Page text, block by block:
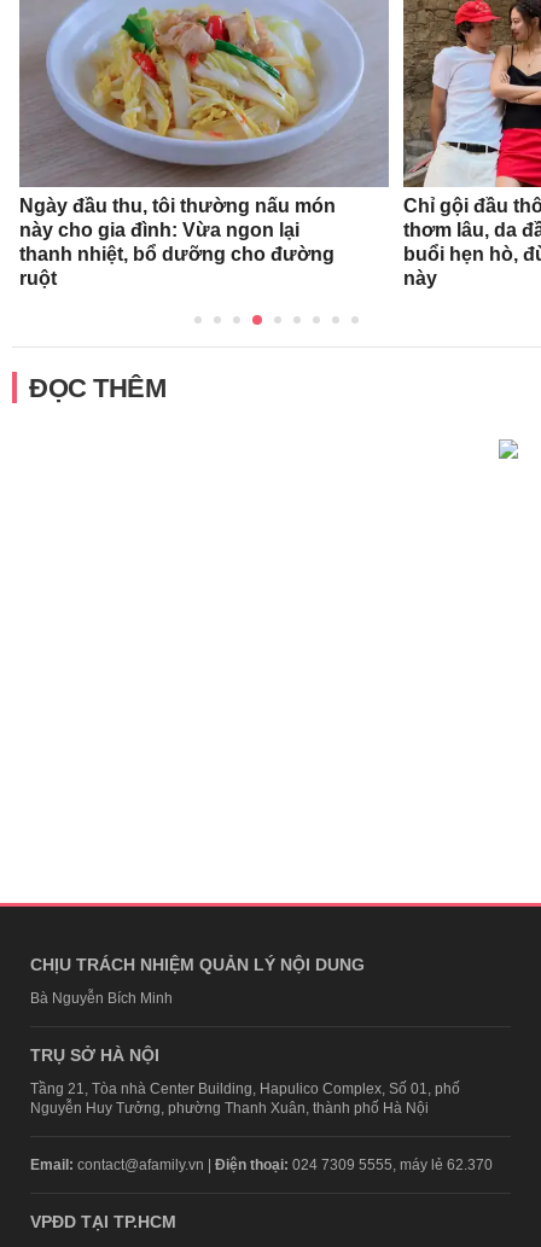
Ngày đầu thu, tôi thường nấu món
này cho gia đình: Vừa ngon lại
thanh nhiệt, bổ dưỡng cho đường
ruột
Chỉ gội đầu
thơm lâu, da
buổi hẹn hò,
này
ĐỌC THÊM
CHỊU TRÁCH NHIỆM QUẢN LÝ NỘI DUNG
Bà Nguyễn Bích Minh
TRỤ SỞ HÀ NỘI
Tầng 21, Tòa nhà Center Building, Hapulico Complex, Số 01, phố
Nguyễn Huy Tưởng, phường Thanh Xuân, thành phố Hà Nội
Email: contact@afamily.vn | Điện thoại: 024 7309 5555, máy lẻ 62.370
VPĐD TẠI TP.HCM